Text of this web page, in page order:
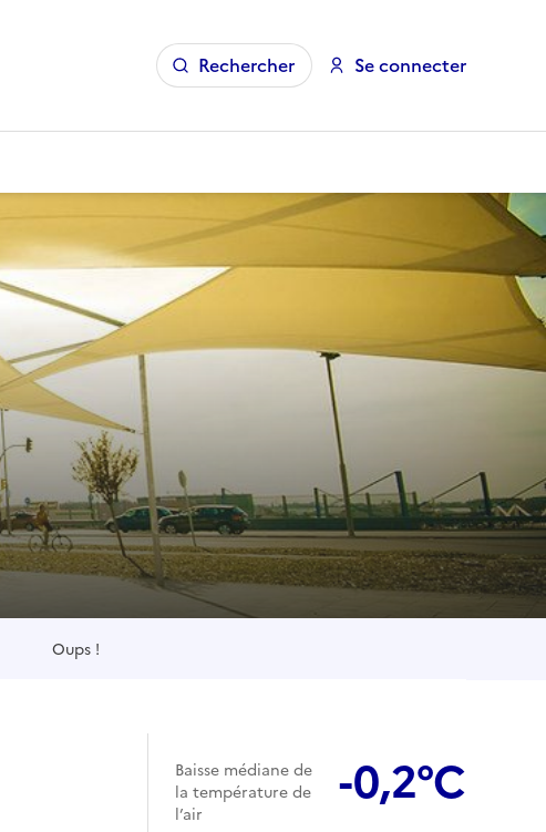
Rechercher Se connecter
Oups !
Baisse médiane de
la température de
l’air
-0,2°C